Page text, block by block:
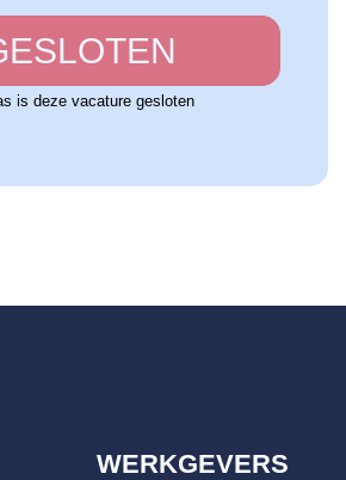
is deze vacature gesloten
WERKGEVERS